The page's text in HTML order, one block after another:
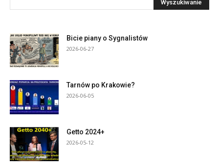
Bicie piany o Sygnalistów
2026-06-27
Tarnów po Krakowie?
2026-06-05
Getto 2024+
2026-05-12